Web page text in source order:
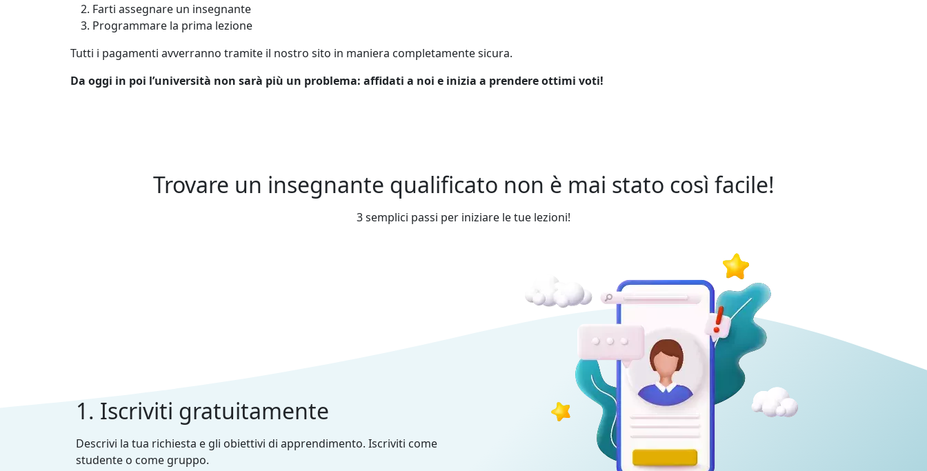
Farti assegnare un insegnante
Programmare la prima lezione
Tutti i pagamenti avverranno tramite il nostro sito in maniera completamente sicura.
Da oggi in poi l’università non sarà più un problema: affidati a noi e inizia a prendere ottimi voti!
Trovare un insegnante qualificato non è mai stato così facile!
3 semplici passi per iniziare le tue lezioni!
1. Iscriviti gratuitamente
Descrivi la tua richiesta e gli obiettivi di apprendimento. Iscriviti come
studente o come gruppo.